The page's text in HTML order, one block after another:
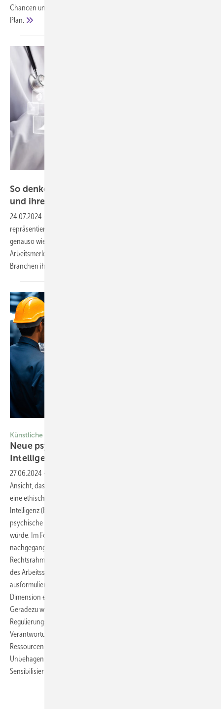
Chancen und Risiken - auch Verantwortliche im Arbeitsschutz auf den
Plan.
So denken die Beschäftigten über ihre Arbeit
und ihre
24.07.2024 -
repräsentieren sehr unterschiedliche Berufe, die Pflege gehört hierzu
genauso wie die Lehrberufe. Was aber sind ihre gemeinsamen
Arbeitsmerkmale und wie bewerten die Beschäftigten dieser
Branchen ihre Gesundheit und
Künstliche Intelligenz
Neue psychische Belastung durch künstliche
Intelligenz?
27.06.2024 -
Ansicht, dass die kommende europäische KI-Verordnung nicht nur
eine ethische Antwort auf den Einsatz von so genannter künstlicher
Intelligenz (KI) liefert, sondern auch der Arbeitsschutz im Hinblick auf
psychische Belastungen entscheidende Impulse dadurch erfahren
würde. Im Folgenden wird in Abgrenzung dazu der These
nachgegangen, dass durch den restriktiven Charakter des
Rechtsrahmens einer Binnenmarktverordnung nur wenige Aspekte
des Arbeitsschutzes berührt beziehungsweise in Anforderungen
ausformuliert werden können und die als „ethisch“ bezeichnete
Dimension einem allenfalls funktional gedachten Ethikbegriff genügt.
Geradezu wie unter einem Brennglas schwelen die vorhandenen
Regulierungsdefizite und subjektivistischen Zuschreibungen der
Verantwortung für psychische Belastungen in Richtung der
Ressourcen der Beschäftigten. Ein kurzer Problemaufriss soll das
Unbehagen dieses Zusammenhangs und den Bedarf der
Sensibilisierung verdeutlichen. Michael